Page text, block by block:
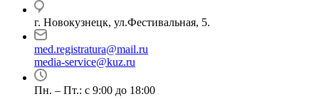
г. Новокузнецк, ул.Фестивальная, 5.
med.registratura@mail.ru
media-service@kuz.ru
Пн. – Пт.: с 9:00 до 18:00